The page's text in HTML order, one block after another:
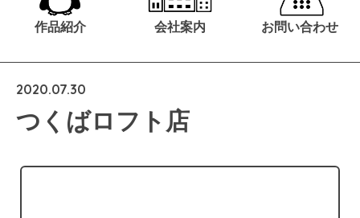
作品紹介 会社案内 お問い合わせ
2020.07.30
つくばロフト店